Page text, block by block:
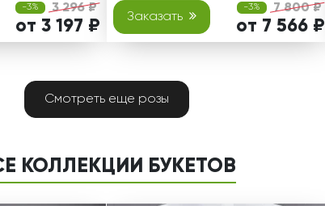
-3% 3 296 ₽
от 3 197 ₽
Заказать
-3% 7 800 ₽
от 7 566 ₽
Смотреть еще розы
КОЛЛЕКЦИИ БУКЕТОВ